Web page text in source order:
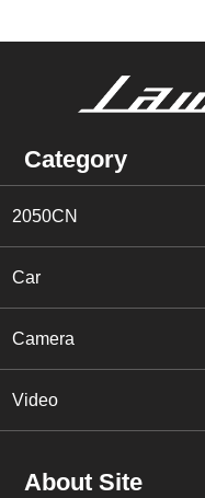
Category
2050CN
Car
Camera
Video
About Site